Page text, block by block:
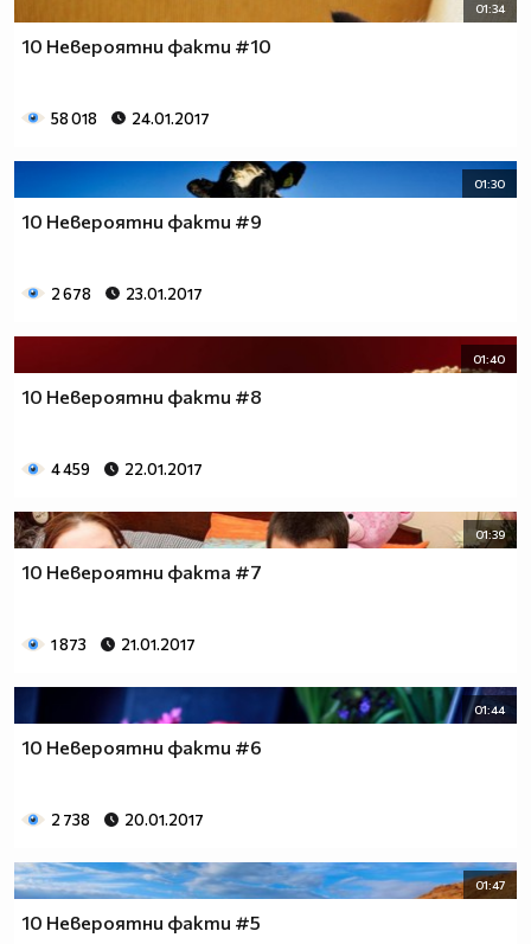
01:34
10 Невероятни факти #10
58 018 24.01.2017
01:30
10 Невероятни факти #9
2 678 23.01.2017
01:40
10 Невероятни факти #8
4 459 22.01.2017
01:39
10 Невероятни факта #7
1 873 21.01.2017
01:44
10 Невероятни факти #6
2 738 20.01.2017
01:47
10 Невероятни факти #5